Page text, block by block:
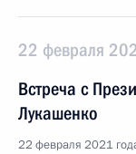
22 февраля
Встреча с
Лукашенко
22 февраля 2021